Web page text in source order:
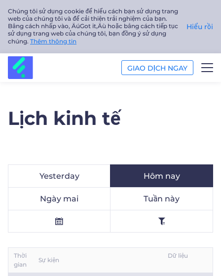
Chúng tôi sử dụng cookie để hiểu cách bạn sử dụng trang
web của chúng tôi và để cải thiện trải nghiệm của bạn.
Bằng cách nhấp vào‚ ÄúGot it‚Äù hoặc bằng cách tiếp tục
sử dụng trang web của chúng tôi, bạn đồng ý sử dụng
chúng. Thêm thông tin
Hiểu rồi
GIAO DỊCH NGAY
NỀN TẢNG
Tiếng Việt
Trader
Lịch kinh tế
Yesterday Hôm nay
Ngày mai Tuần này
Thời
gian
Sự kiện
Dữ liệu